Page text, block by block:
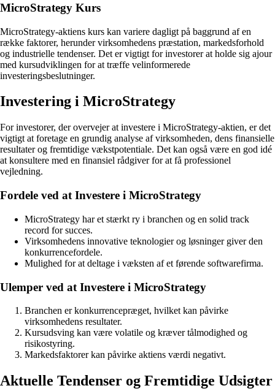
MicroStrategy Kurs
MicroStrategy-aktiens kurs kan variere dagligt på baggrund af en
række faktorer, herunder virksomhedens præstation, markedsforhold
og industrielle tendenser. Det er vigtigt for investorer at holde sig ajour
med kursudviklingen for at træffe velinformerede
investeringsbeslutninger.
Investering i MicroStrategy
For investorer, der overvejer at investere i MicroStrategy-aktien, er det
vigtigt at foretage en grundig analyse af virksomheden, dens finansielle
resultater og fremtidige vækstpotentiale. Det kan også være en god idé
at konsultere med en finansiel rådgiver for at få professionel
vejledning.
Fordele ved at Investere i MicroStrategy
MicroStrategy har et stærkt ry i branchen og en solid track
record for succes.
Virksomhedens innovative teknologier og løsninger giver den
konkurrencefordele.
Mulighed for at deltage i væksten af et førende softwarefirma.
Ulemper ved at Investere i MicroStrategy
Branchen er konkurrencepræget, hvilket kan påvirke
virksomhedens resultater.
Kursudsving kan være volatile og kræver tålmodighed og
risikostyring.
Markedsfaktorer kan påvirke aktiens værdi negativt.
Aktuelle Tendenser og Fremtidige Udsigter